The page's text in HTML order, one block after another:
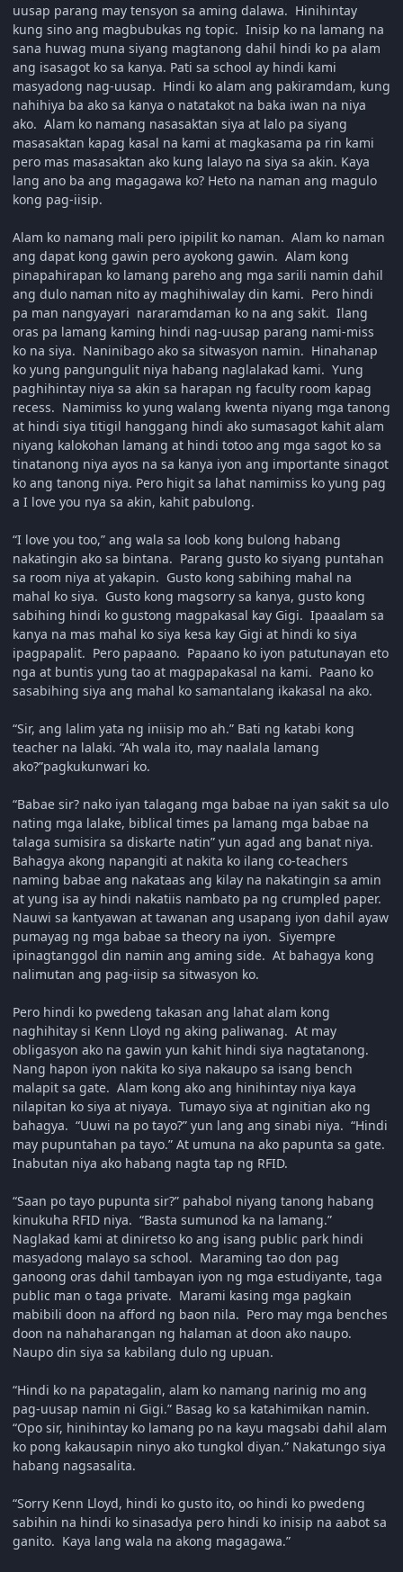
uusap parang may tensyon sa aming dalawa. Hinihintay
kung sino ang magbubukas ng topic. Inisip ko na lamang na
sana huwag muna siyang magtanong dahil hindi ko pa alam
ang isasagot ko sa kanya. Pati sa school ay hindi kami
masyadong nag-uusap. Hindi ko alam ang pakiramdam, kung
nahihiya ba ako sa kanya o natatakot na baka iwan na niya
ako. Alam ko namang nasasaktan siya at lalo pa siyang
masasaktan kapag kasal na kami at magkasama pa rin kami
pero mas masasaktan ako kung lalayo na siya sa akin. Kaya
lang ano ba ang magagawa ko? Heto na naman ang magulo
kong pag-iisip.
Alam ko namang mali pero ipipilit ko naman. Alam ko naman
ang dapat kong gawin pero ayokong gawin. Alam kong
pinapahirapan ko lamang pareho ang mga sarili namin dahil
ang dulo naman nito ay maghihiwalay din kami. Pero hindi
pa man nangyayari nararamdaman ko na ang sakit. Ilang
oras pa lamang kaming hindi nag-uusap parang nami-miss
ko na siya. Naninibago ako sa sitwasyon namin. Hinahanap
ko yung pangungulit niya habang naglalakad kami. Yung
paghihintay niya sa akin sa harapan ng faculty room kapag
recess. Namimiss ko yung walang kwenta niyang mga tanong
at hindi siya titigil hanggang hindi ako sumasagot kahit alam
niyang kalokohan lamang at hindi totoo ang mga sagot ko sa
tinatanong niya ayos na sa kanya iyon ang importante sinagot
ko ang tanong niya. Pero higit sa lahat namimiss ko yung pag
a I love you nya sa akin, kahit pabulong.
“I love you too,” ang wala sa loob kong bulong habang
nakatingin ako sa bintana. Parang gusto ko siyang puntahan
sa room niya at yakapin. Gusto kong sabihing mahal na
mahal ko siya. Gusto kong magsorry sa kanya, gusto kong
sabihing hindi ko gustong magpakasal kay Gigi. Ipaaalam sa
kanya na mas mahal ko siya kesa kay Gigi at hindi ko siya
ipagpapalit. Pero papaano. Papaano ko iyon patutunayan eto
nga at buntis yung tao at magpapakasal na kami. Paano ko
sasabihing siya ang mahal ko samantalang ikakasal na ako.
“Sir, ang lalim yata ng iniisip mo ah.” Bati ng katabi kong
teacher na lalaki. “Ah wala ito, may naalala lamang
ako?”pagkukunwari ko.
“Babae sir? nako iyan talagang mga babae na iyan sakit sa ulo
nating mga lalake, biblical times pa lamang mga babae na
talaga sumisira sa diskarte natin” yun agad ang banat niya.
Bahagya akong napangiti at nakita ko ilang co-teachers
naming babae ang nakataas ang kilay na nakatingin sa amin
at yung isa ay hindi nakatiis nambato pa ng crumpled paper.
Nauwi sa kantyawan at tawanan ang usapang iyon dahil ayaw
pumayag ng mga babae sa theory na iyon. Siyempre
ipinagtanggol din namin ang aming side. At bahagya kong
nalimutan ang pag-iisip sa sitwasyon ko.
Pero hindi ko pwedeng takasan ang lahat alam kong
naghihitay si Kenn Lloyd ng aking paliwanag. At may
obligasyon ako na gawin yun kahit hindi siya nagtatanong.
Nang hapon iyon nakita ko siya nakaupo sa isang bench
malapit sa gate. Alam kong ako ang hinihintay niya kaya
nilapitan ko siya at niyaya. Tumayo siya at nginitian ako ng
bahagya. “Uuwi na po tayo?” yun lang ang sinabi niya. “Hindi
may pupuntahan pa tayo.” At umuna na ako papunta sa gate.
Inabutan niya ako habang nagta tap ng RFID.
“Saan po tayo pupunta sir?” pahabol niyang tanong habang
kinukuha RFID niya. “Basta sumunod ka na lamang.”
Naglakad kami at diniretso ko ang isang public park hindi
masyadong malayo sa school. Maraming tao don pag
ganoong oras dahil tambayan iyon ng mga estudiyante, taga
public man o taga private. Marami kasing mga pagkain
mabibili doon na afford ng baon nila. Pero may mga benches
doon na nahaharangan ng halaman at doon ako naupo.
Naupo din siya sa kabilang dulo ng upuan.
“Hindi ko na papatagalin, alam ko namang narinig mo ang
pag-uusap namin ni Gigi.” Basag ko sa katahimikan namin.
“Opo sir, hinihintay ko lamang po na kayu magsabi dahil alam
ko pong kakausapin ninyo ako tungkol diyan.” Nakatungo siya
habang nagsasalita.
“Sorry Kenn Lloyd, hindi ko gusto ito, oo hindi ko pwedeng
sabihin na hindi ko sinasadya pero hindi ko inisip na aabot sa
ganito. Kaya lang wala na akong magagawa.”